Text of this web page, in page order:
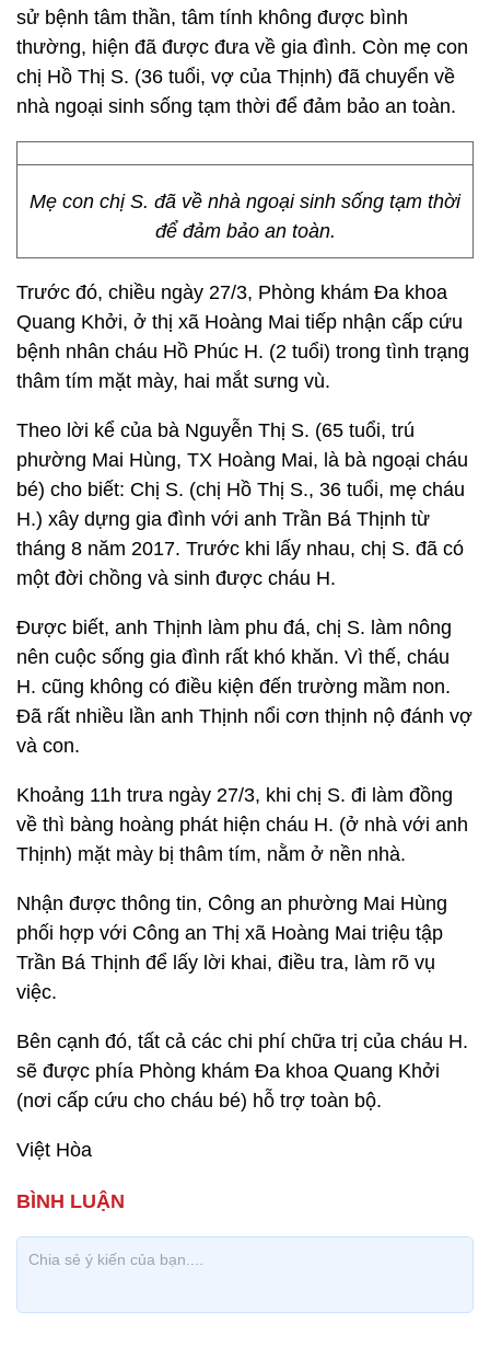
sử bệnh tâm thần, tâm tính không được bình
thường, hiện đã được đưa về gia đình. Còn mẹ con
chị Hồ Thị S. (36 tuổi, vợ của Thịnh) đã chuyển về
nhà ngoại sinh sống tạm thời để đảm bảo an toàn.
Mẹ con chị S. đã về nhà ngoại sinh sống tạm thời
để đảm bảo an toàn.
Trước đó, chiều ngày 27/3, Phòng khám Đa khoa
Quang Khởi, ở thị xã Hoàng Mai tiếp nhận cấp cứu
bệnh nhân cháu Hồ Phúc H. (2 tuổi) trong tình trạng
thâm tím mặt mày, hai mắt sưng vù.
Theo lời kể của bà Nguyễn Thị S. (65 tuổi, trú
phường Mai Hùng, TX Hoàng Mai, là bà ngoại cháu
bé) cho biết: Chị S. (chị Hồ Thị S., 36 tuổi, mẹ cháu
H.) xây dựng gia đình với anh Trần Bá Thịnh từ
tháng 8 năm 2017. Trước khi lấy nhau, chị S. đã có
một đời chồng và sinh được cháu H.
Được biết, anh Thịnh làm phu đá, chị S. làm nông
nên cuộc sống gia đình rất khó khăn. Vì thế, cháu
H. cũng không có điều kiện đến trường mầm non.
Đã rất nhiều lần anh Thịnh nổi cơn thịnh nộ đánh vợ
và con.
Khoảng 11h trưa ngày 27/3, khi chị S. đi làm đồng
về thì bàng hoàng phát hiện cháu H. (ở nhà với anh
Thịnh) mặt mày bị thâm tím, nằm ở nền nhà.
Nhận được thông tin, Công an phường Mai Hùng
phối hợp với Công an Thị xã Hoàng Mai triệu tập
Trần Bá Thịnh để lấy lời khai, điều tra, làm rõ vụ
việc.
Bên cạnh đó, tất cả các chi phí chữa trị của cháu H.
sẽ được phía Phòng khám Đa khoa Quang Khởi
(nơi cấp cứu cho cháu bé) hỗ trợ toàn bộ.
Việt Hòa